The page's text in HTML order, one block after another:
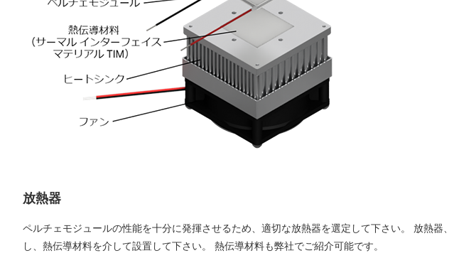
放熱器
ペルチェモジュールの性能を十分に発揮させるため、適切な放熱器を選定して下さい。 放熱
し、熱伝導材料を介して設置して下さい。 熱伝導材料も弊社でご紹介可能です。